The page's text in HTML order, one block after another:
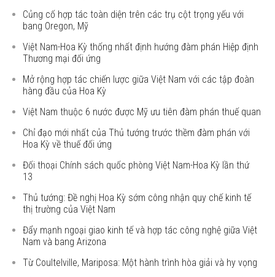
Củng cố hợp tác toàn diện trên các trụ cột trọng yếu với
bang Oregon, Mỹ
Việt Nam-Hoa Kỳ thống nhất định hướng đàm phán Hiệp định
Thương mại đối ứng
Mở rộng hợp tác chiến lược giữa Việt Nam với các tập đoàn
hàng đầu của Hoa Kỳ
Việt Nam thuộc 6 nước được Mỹ ưu tiên đàm phán thuế quan
Chỉ đạo mới nhất của Thủ tướng trước thềm đàm phán với
Hoa Kỳ về thuế đối ứng
Đối thoại Chính sách quốc phòng Việt Nam-Hoa Kỳ lần thứ
13
Thủ tướng: Đề nghị Hoa Kỳ sớm công nhận quy chế kinh tế
thị trường của Việt Nam
Đẩy mạnh ngoại giao kinh tế và hợp tác công nghệ giữa Việt
Nam và bang Arizona
Từ Coultelville, Mariposa: Một hành trình hòa giải và hy vọng